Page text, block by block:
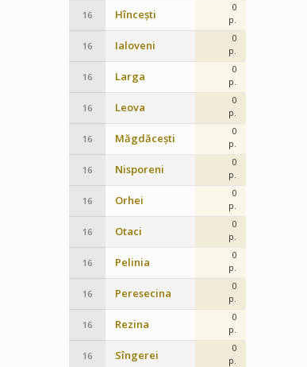
16 Hîncești
0
p.
16 Ialoveni
0
p.
16 Larga
0
p.
16 Leova
0
p.
16 Măgdăcești
0
p.
16 Nisporeni
0
p.
16 Orhei
0
p.
16 Otaci
0
p.
16 Pelinia
0
p.
16 Peresecina
0
p.
16 Rezina
0
p.
16 Sîngerei
0
p.